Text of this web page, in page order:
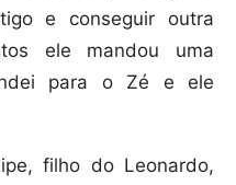
e conseguir outra
ele mandou uma
para o Zé e ele
filho do Leonardo,